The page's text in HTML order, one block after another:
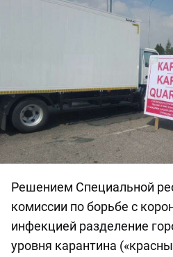
Решением Специальной
комиссии по борьбе с
инфекцией разделение
уровня карантина